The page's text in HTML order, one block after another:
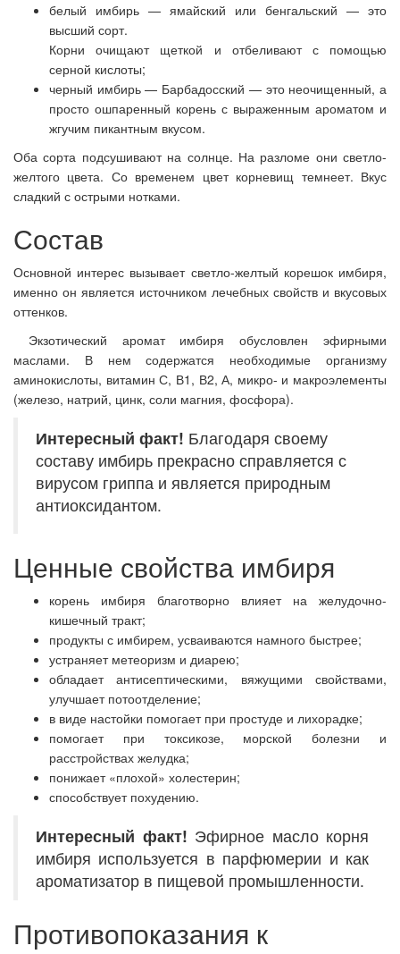
белый имбирь — ямайский или бенгальский — это
высший сорт.
Корни очищают щеткой и отбеливают с помощью
серной кислоты;
черный имбирь — Барбадосский — это неочищенный, а
просто ошпаренный корень с выраженным ароматом и
жгучим пикантным вкусом.
Оба сорта подсушивают на солнце. На разломе они светло-
желтого цвета. Со временем цвет корневищ темнеет. Вкус
сладкий с острыми нотками.
Состав
Основной интерес вызывает светло-желтый корешок имбиря,
именно он является источником лечебных свойств и вкусовых
оттенков.
Экзотический аромат имбиря обусловлен эфирными
маслами. В нем содержатся необходимые организму
аминокислоты, витамин С, В1, В2, А, микро- и макроэлементы
(железо, натрий, цинк, соли магния, фосфора).
Интересный факт! Благодаря своему
составу имбирь прекрасно справляется с
вирусом гриппа и является природным
антиоксидантом.
Ценные свойства имбиря
корень имбиря благотворно влияет на желудочно-
кишечный тракт;
продукты с имбирем, усваиваются намного быстрее;
устраняет метеоризм и диарею;
обладает антисептическими, вяжущими свойствами,
улучшает потоотделение;
в виде настойки помогает при простуде и лихорадке;
помогает при токсикозе, морской болезни и
расстройствах желудка;
понижает «плохой» холестерин;
способствует похудению.
Интересный факт! Эфирное масло корня
имбиря используется в парфюмерии и как
ароматизатор в пищевой промышленности.
Противопоказания к